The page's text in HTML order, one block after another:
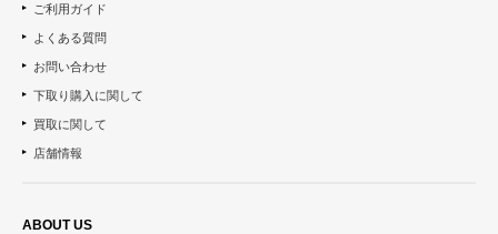
ご利用ガイド
よくある質問
お問い合わせ
下取り購入に関して
買取に関して
店舗情報
ABOUT US